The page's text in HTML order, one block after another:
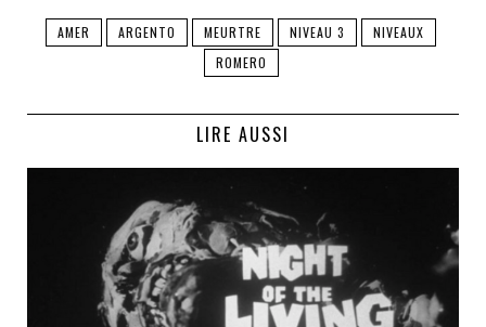
AMER ARGENTO MEURTRE NIVEAU 3
NIVEAUX
ROMERO
LIRE AUSSI